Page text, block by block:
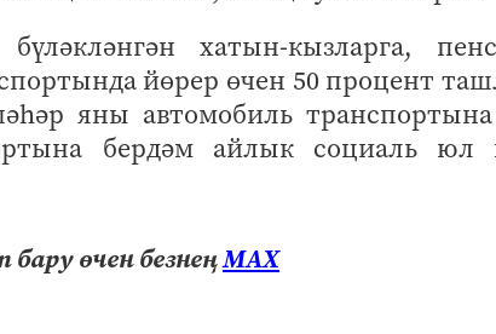
хатын-кызларга,
йөрер өчен 50 процент
яны автомобиль
бердәм айлык социаль юл
өчен безнеңМАХ